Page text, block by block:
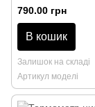
790.00 грн
В кошик
Залишок на складі
Артикул моделі